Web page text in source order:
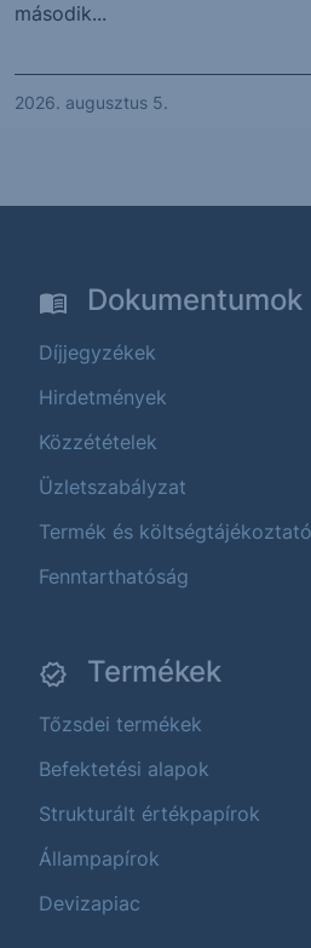
második...
2026. augusztus 5.
Dokumentumok
Díjjegyzékek
Hirdetmények
Közzétételek
Üzletszabályzat
Termék és
Fenntarthatóság
Termékek
Tőzsdei termékek
Befektetési alapok
Strukturált értékpapírok
Állampapírok
Devizapiac